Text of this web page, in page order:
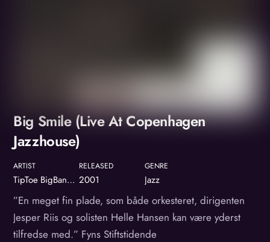
Big Smile (Live At Copenhagen
Jazzhouse)
ARTIST
TipToe BigBand & Helle Hansen
RELEASED
2001
GENRE
Jazz
”En meget fin plade, som både orkesteret, dirigenten
Jesper Riis og solisten Helle Hansen kan være yderst
tilfredse med.” Fyns Stiftstidende